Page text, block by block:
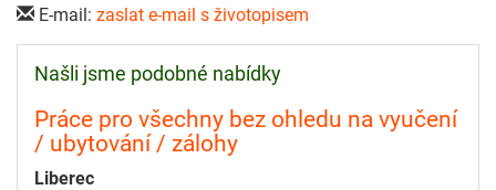
E-mail: zaslat e-mail s životopisem
Našli jsme podobné nabídky
Práce pro všechny bez ohledu na vyučení
/ ubytování / zálohy
Liberec